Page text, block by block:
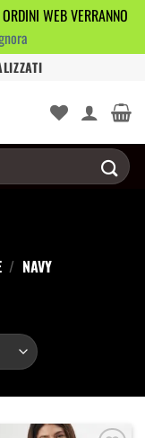
WEB VERRANNO
/ NAVY